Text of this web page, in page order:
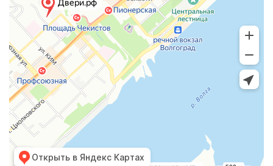
Открыть в Яндекс Картах